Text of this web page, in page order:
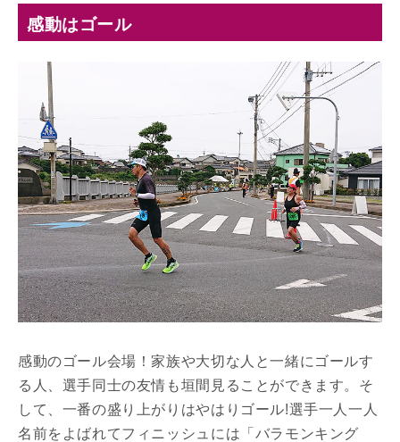
感動はゴール
感動のゴール会場！家族や大切な人と一緒にゴールす
る人、選手同士の友情も垣間見ることができます。そ
して、一番の盛り上がりはやはりゴール!選手一人一人
名前をよばれてフィニッシュには「バラモンキング